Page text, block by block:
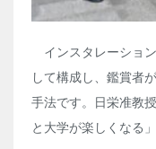
インスタレーショ
して構成し、鑑賞者
手法です。日栄准教
と大学が楽しくなる